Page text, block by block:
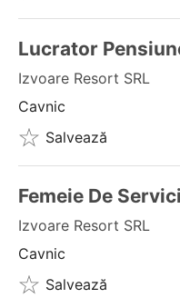
Lucrator
Izvoare Resort SRL
Cavnic
Salvează
Femeie De
Izvoare Resort SRL
Cavnic
Salvează